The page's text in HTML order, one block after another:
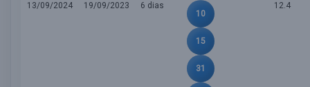
13/09/2024 19/09/2023
6 dias
10
15
31
12.4